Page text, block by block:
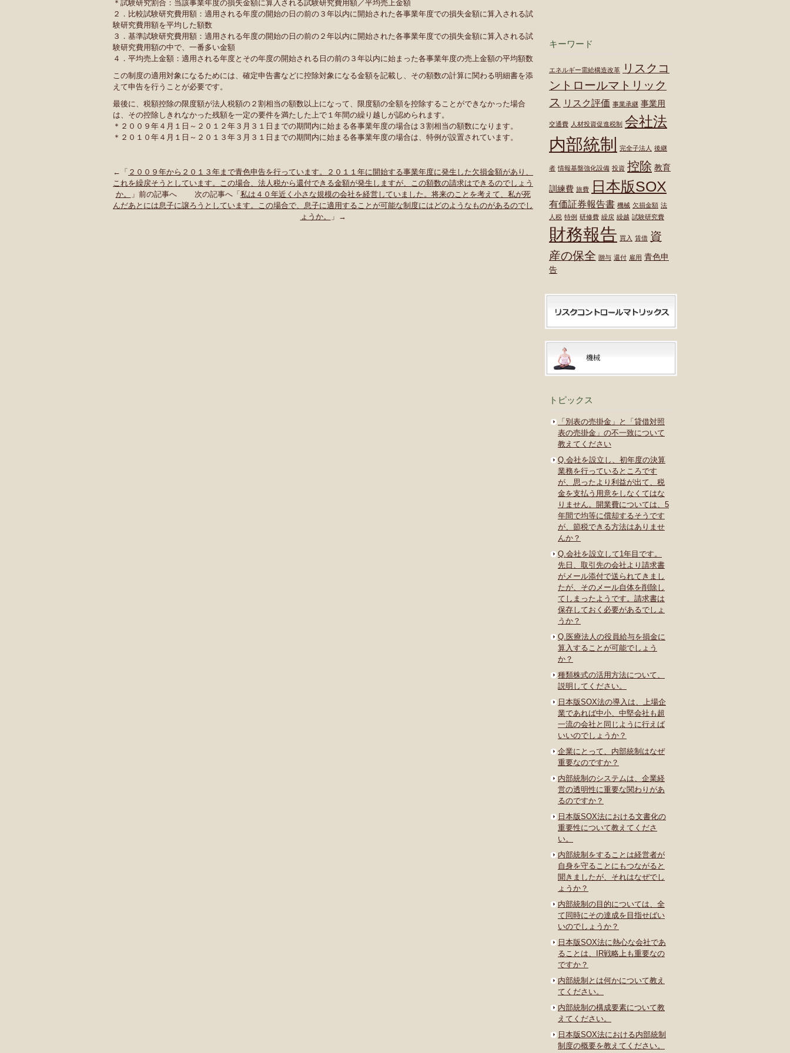
＊試験研究割合：当該事業年度の損失金額に算入される試験研究費用額／平均売上金額
２．比較試験研究費用額：適用される年度の開始の日の前の３年以内に開始された各事業年度での損失金額に算入される試
験研究費用額を平均した額数
３．基準試験研究費用額：適用される年度の開始の日の前の２年以内に開始された各事業年度での損失金額に算入される試
験研究費用額の中で、一番多い金額
４．平均売上金額：適用される年度とその年度の開始される日の前の３年以内に始まった各事業年度の売上金額の平均額数
この制度の適用対象になるためには、確定申告書などに控除対象になる金額を記載し、その額数の計算に関わる明細書を添
えて申告を行うことが必要です。
最後に、税額控除の限度額が法人税額の２割相当の額数以上になって、限度額の全額を控除することができなかった場合
は、その控除しきれなかった残額を一定の要件を満たした上で１年間の繰り越しが認められます。
＊２００９年４月１日～２０１２年３月３１日までの期間内に始まる各事業年度の場合は３割相当の額数になります。
＊２０１０年４月１日～２０１３年３月３１日までの期間内に始まる各事業年度の場合は、特例が設置されています。
←「 ２００９年から２０１３年まで青色申告を行っています。２０１１年に開始する事業年度に発生した欠損金額があり、
これを繰戻そうとしています。この場合、法人税から還付できる金額が発生しますが、この額数の請求はできるのでしょう
か。
」前の記事へ 次の記事へ「 私は４０年近く小さな規模の会社を経営していました。将来のことを考えて、私が死
んだあとには息子に譲ろうとしています。この場合で、息子に適用することが可能な制度にはどのようなものがあるのでし
ょうか。
」→
キーワード
エネルギー需給構造改革
リスクコ
ントロールマトリック
ス リスク評価 事業承継 事業用
交通費 人材投資促進税制 会社法
内部統制 完全子法人 後継
者 情報基盤強化設備 投資 控除 教育
訓練費 旅費 日本版SOX
有価証券報告書 機械 欠損金額 法
人税 特例 研修費 繰戻 繰越 試験研究費
財務報告 買入 賃借 資
産の保全 贈与 還付 雇用 青色申
告
トピックス
「別表の売掛金」と「貸借対照
表の売掛金」の不一致について
教えてください
Q.会社を設立し、初年度の決算
業務を行っているところです
が、思ったより利益が出て、税
金を支払う用意をしなくてはな
りません。開業費については、5
年間で均等に償却するそうです
が、節税できる方法はありませ
んか？
Q.会社を設立して1年目です。
先日、取引先の会社より請求書
がメール添付で送られてきまし
たが、そのメール自体を削除し
てしまったようです。請求書は
保存しておく必要があるでしょ
うか？
Q.医療法人の役員給与を損金に
算入することが可能でしょう
か？
種類株式の活用方法について、
説明してください。
日本版SOX法の導入は、上場企
業であれば中小、中堅会社も超
一流の会社と同じように行えば
いいのでしょうか？
企業にとって、内部統制はなぜ
重要なのですか？
内部統制のシステムは、企業経
営の透明性に重要な関わりがあ
るのですか？
日本版SOX法における文書化の
重要性について教えてくださ
い。
内部統制をすることは経営者が
自身を守ることにもつながると
聞きましたが、それはなぜでし
ょうか？
内部統制の目的については、全
て同時にその達成を目指せばい
いのでしょうか？
日本版SOX法に熱心な会社であ
ることは、IR戦略上も重要なの
ですか？
内部統制とは何かについて教え
てください。
内部統制の構成要素について教
えてください。
日本版SOX法における内部統制
制度の概要を教えてください。